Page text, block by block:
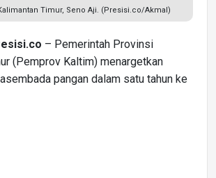
Timur, Seno Aji. (Presisi.co/Akmal)
– Pemerintah Provinsi
(Pemprov Kaltim) menargetkan
pangan dalam satu tahun ke